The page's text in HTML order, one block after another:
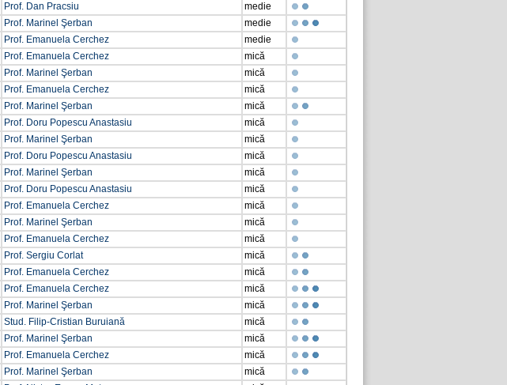
Prof. Dan Pracsiu
medie
Prof. Marinel Şerban
medie
Prof. Emanuela Cerchez
medie
Prof. Emanuela Cerchez
mică
Prof. Marinel Şerban
mică
Prof. Emanuela Cerchez
mică
Prof. Marinel Şerban
mică
Prof. Doru Popescu Anastasiu
mică
Prof. Marinel Şerban
mică
Prof. Doru Popescu Anastasiu
mică
Prof. Marinel Şerban
mică
Prof. Doru Popescu Anastasiu
mică
Prof. Emanuela Cerchez
mică
Prof. Marinel Şerban
mică
Prof. Emanuela Cerchez
mică
Prof. Sergiu Corlat
mică
Prof. Emanuela Cerchez
mică
Prof. Emanuela Cerchez
mică
Prof. Marinel Şerban
mică
Stud. Filip-Cristian Buruiană
mică
Prof. Marinel Şerban
mică
Prof. Emanuela Cerchez
mică
Prof. Marinel Şerban
mică